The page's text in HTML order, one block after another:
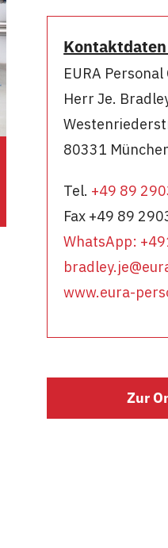
EURA Personal
Herr Je.
80331
Tel. +49 89
Fax +49 89
WhatsApp:
www.eura-
Zur